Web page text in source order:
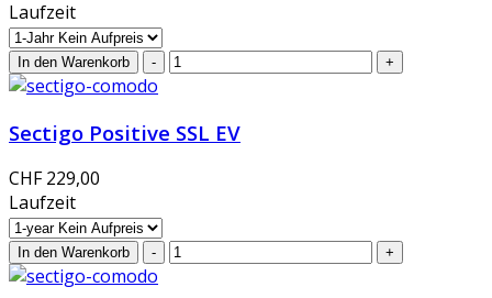
Laufzeit
Sectigo Positive SSL EV
CHF 229,00
Laufzeit